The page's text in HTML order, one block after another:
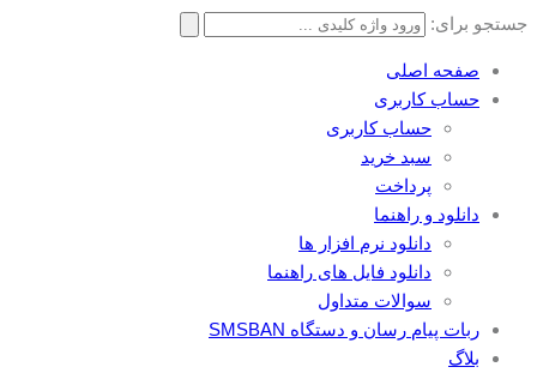
جستجو برای:
صفحه اصلی
حساب کاربری
حساب کاربری
سبد خرید
پرداخت
دانلود و راهنما
دانلود نرم افزار ها
دانلود فایل های راهنما
سوالات متداول
ربات پیام رسان و دستگاه SMSBAN
بلاگ